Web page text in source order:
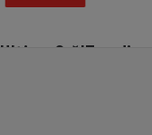
Ultima Oră!Trending